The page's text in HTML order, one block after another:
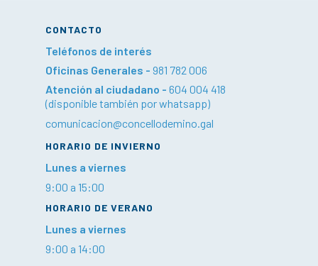
CONTACTO
Teléfonos de interés
Oficinas Generales - 981 782 006
Atención al ciudadano - 604 004 418
(disponible también por whatsapp)
comunicacion@concellodemino.gal
HORARIO DE INVIERNO
Lunes a viernes
9:00 a 15:00
HORARIO DE VERANO
Lunes a viernes
9:00 a 14:00